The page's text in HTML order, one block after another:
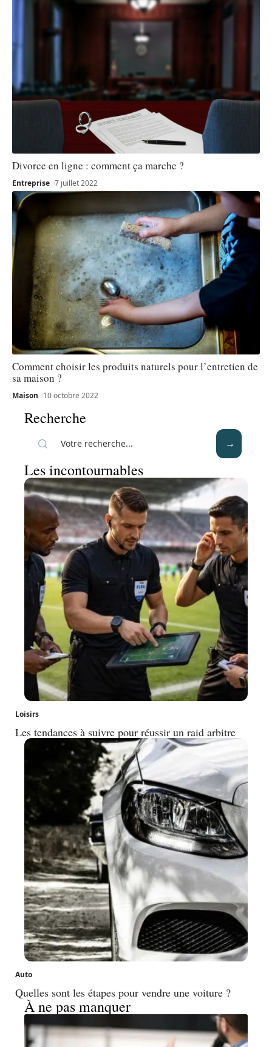
Divorce en ligne : comment ça marche ?
Entreprise 7 juillet 2022
Comment choisir les produits naturels pour l’entretien de
sa maison ?
Maison 10 octobre 2022
Recherche
Les incontournables
Loisirs
Les tendances à suivre pour réussir un raid arbitre
Auto
Quelles sont les étapes pour vendre une voiture ?
À ne pas manquer